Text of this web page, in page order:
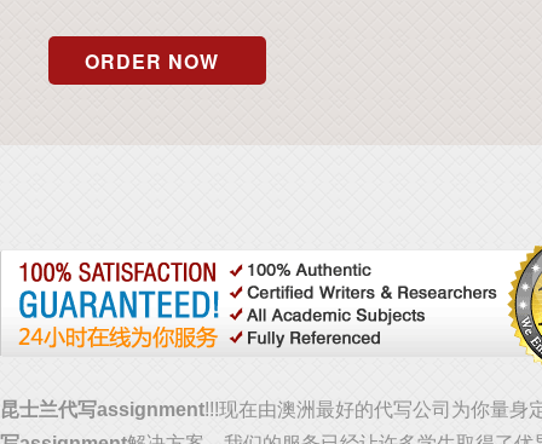
ORDER NOW
昆士兰代写assignment!!!现在由澳洲最好的代写公司为你量身